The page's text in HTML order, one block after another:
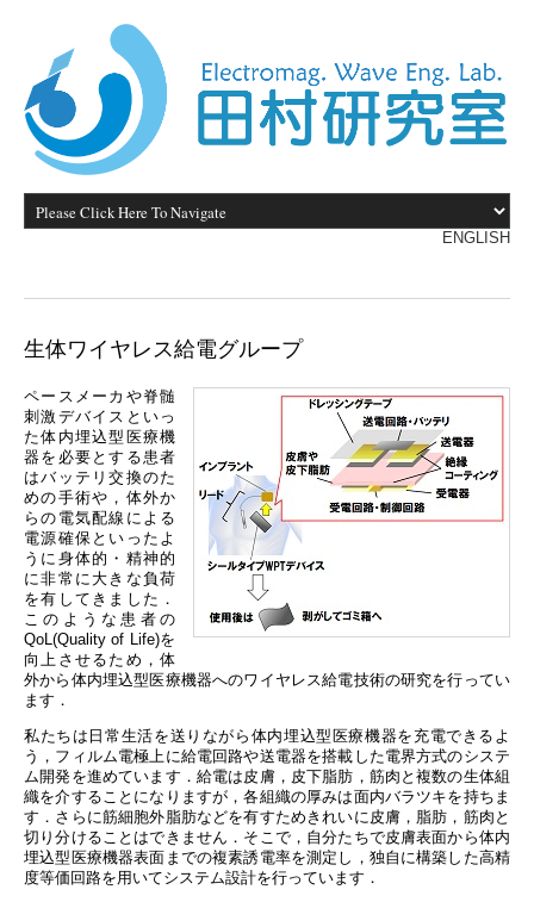
ENGLISH
生体ワイヤレス給電グループ
ペースメーカや脊髄
刺激デバイスといっ
た体内埋込型医療機
器を必要とする患者
はバッテリ交換のた
めの手術や，体外か
らの電気配線による
電源確保といったよ
うに身体的・精神的
に非常に大きな負荷
を有してきました．
このような患者の
QoL(Quality of Life)を
向上させるため，体
外から体内埋込型医療機器へのワイヤレス給電技術の研究を行ってい
ます．
私たちは日常生活を送りながら体内埋込型医療機器を充電できるよ
う，フィルム電極上に給電回路や送電器を搭載した電界方式のシステ
ム開発を進めています．給電は皮膚，皮下脂肪，筋肉と複数の生体組
織を介することになりますが，各組織の厚みは面内バラツキを持ちま
す．さらに筋細胞外脂肪などを有すためきれいに皮膚，脂肪，筋肉と
切り分けることはできません．そこで，自分たちで皮膚表面から体内
埋込型医療機器表面までの複素誘電率を測定し，独自に構築した高精
度等価回路を用いてシステム設計を行っています．